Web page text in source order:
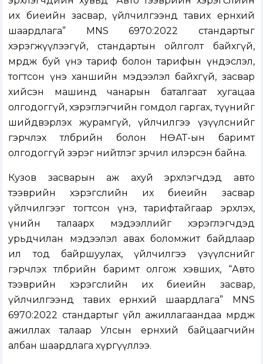
их биеийн засвар, үйлчилгээнд тавих ерөнхий
шаардлага” MNS 6970:2022 стандартыг
хэрэгжүүлээгүй, стандартын ойлголт байхгүй,
мөрдөж буй үнэ тариф болон тарифын үндэслэл,
тогтсон үнэ ханшийн мэдээлэл байхгүй, засвар
хийсэн машинд чанарын баталгаат хугацаа
олгодоггүй, хэрэглэгчийн гомдол гаргах, түүнийг
шийдвэрлэх журамгүй, үйлчилгээ үзүүлснийг
гэрчлэх төлбөрийн болон НӨАТ-ын баримт
олгодоггүй зэрэг нийтлэг зөрчил илэрсэн байна.
Кузов засварын аж ахуй эрхлэгчдэд авто
тээврийн хэрэгслийн их биеийн засвар
үйлчилгээг тогтсон үнэ, тарифтайгаар эрхлэх,
үнийн талаарх мэдээллийг хэрэглэгчдэд
урьдчилан мэдээлэл авах боломжит байдлаар
ил тод байршуулах, үйлчилгээ үзүүлснийг
гэрчлэх төлбөрийн баримт олгож хэвших, “Авто
тээврийн хэрэгслийн их биеийн засвар,
үйлчилгээнд тавих ерөнхий шаардлага” MNS
6970:2022 стандартыг үйл ажиллагаандаа мөрдөж
ажиллах талаар Улсын ерөнхий байцаагчийн
албан шаардлага хүргүүллээ.